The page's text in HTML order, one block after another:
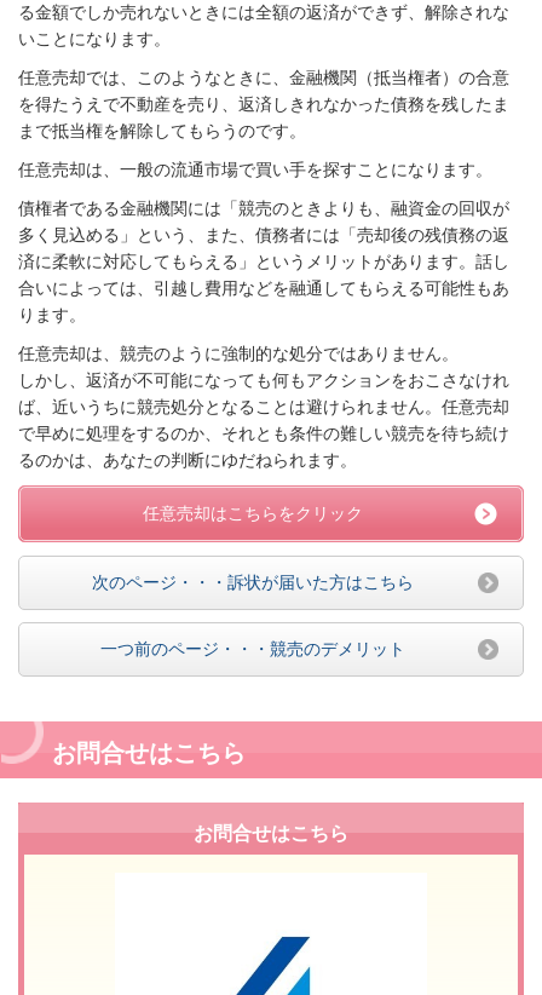
る金額でしか売れないときには全額の返済ができず、解除されな
いことになります。
任意売却では、このようなときに、金融機関（抵当権者）の合意
を得たうえで不動産を売り、返済しきれなかった債務を残したま
まで抵当権を解除してもらうのです。
任意売却は、一般の流通市場で買い手を探すことになります。
債権者である金融機関には「競売のときよりも、融資金の回収が
多く見込める」という、また、債務者には「売却後の残債務の返
済に柔軟に対応してもらえる」というメリットがあります。話し
合いによっては、引越し費用などを融通してもらえる可能性もあ
ります。
任意売却は、競売のように強制的な処分ではありません。
しかし、返済が不可能になっても何もアクションをおこさなけれ
ば、近いうちに競売処分となることは避けられません。任意売却
で早めに処理をするのか、それとも条件の難しい競売を待ち続け
るのかは、あなたの判断にゆだねられます。
任意売却はこちらをクリック
次のページ・・・訴状が届いた方はこちら
一つ前のページ・・・競売のデメリット
お問合せはこちら
お問合せはこちら